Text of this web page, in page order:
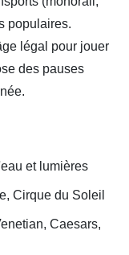
populaires.
légal pour jouer
des pauses
et lumières
Cirque du Soleil
Caesars,